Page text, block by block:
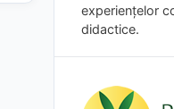
experienţelor
didactice.